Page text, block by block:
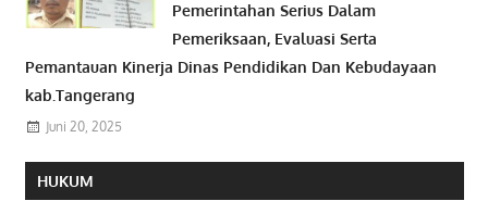
Pemerintahan Serius Dalam
Pemeriksaan, Evaluasi Serta
Pemantauan Kinerja Dinas Pendidikan Dan Kebudayaan
kab.Tangerang
Juni 20, 2025
HUKUM